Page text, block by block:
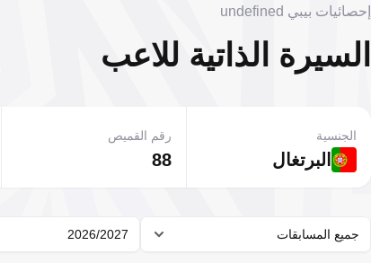
إحصائيات بيبي undefined
السيرة الذاتية للاعب
البرتغال
الجنسية
88
رقم القميص
جميع المسابقات 2026/2027